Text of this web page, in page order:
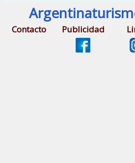
Contacto Publicidad